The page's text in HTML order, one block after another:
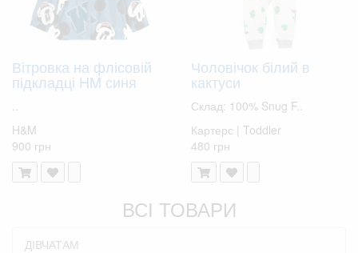
Вітровка на флісовій
підкладці HM синя
H&M
900 грн
Чоловічок білий в
кактуси
Склад: 100% Snug F..
Картерс | Toddler
480 грн
ВСІ ТОВАРИ
ДІВЧАТАМ